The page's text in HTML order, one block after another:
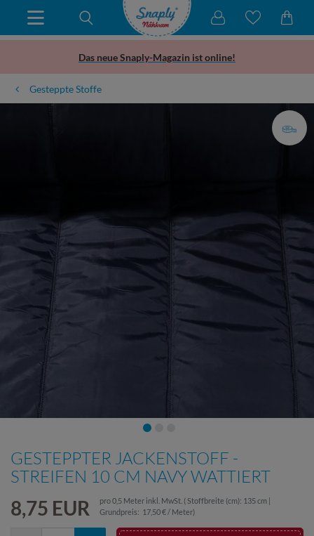
Das neue Snaply-Magazin ist online!
Gesteppte Stoffe
GESTEPPTER JACKENSTOFF -
STREIFEN 10 CM NAVY WATTIERT
8,75 EUR pro0,5 Meter inkl. MwSt. ( Stoffbreite (cm): 135 cm |
Grundpreis: 17,50 € / Meter)